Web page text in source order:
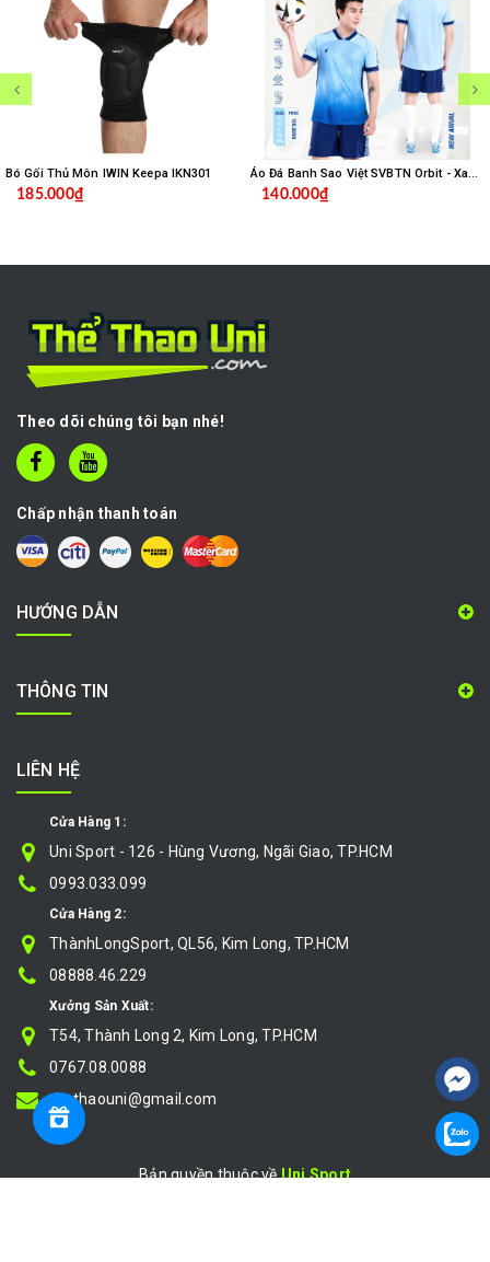
Bó Gối Thủ Môn IWIN Keepa IKN301
185.000₫
Áo Đá Banh Sao Việt SVBTN Orbit - Xanh Biển
140.000₫
Theo dõi chúng tôi bạn nhé!
Chấp nhận thanh toán
HƯỚNG DẪN
THÔNG TIN
LIÊN HỆ
Cửa Hàng 1:
Uni Sport - 126 - Hùng Vương, Ngãi Giao, TP.HCM
0993.033.099
Cửa Hàng 2:
ThànhLongSport, QL56, Kim Long, TP.HCM
08888.46.229
Xưởng Sản Xuất:
T54, Thành Long 2, Kim Long, TP.HCM
0767.08.0088
thethaouni@gmail.com
Bản quyền thuộc vềUni Sport